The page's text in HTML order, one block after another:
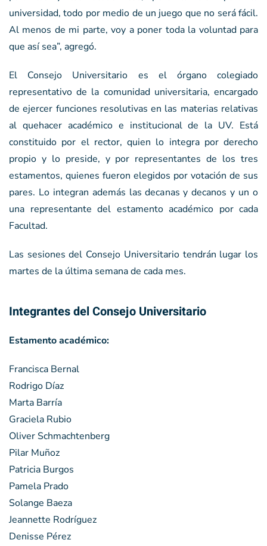
universidad, todo por medio de un juego que no será fácil.
Al menos de mi parte, voy a poner toda la voluntad para
que así sea”, agregó.
El Consejo Universitario es el órgano colegiado
representativo de la comunidad universitaria, encargado
de ejercer funciones resolutivas en las materias relativas
al quehacer académico e institucional de la UV. Está
constituido por el rector, quien lo integra por derecho
propio y lo preside, y por representantes de los tres
estamentos, quienes fueron elegidos por votación de sus
pares. Lo integran además las decanas y decanos y un o
una representante del estamento académico por cada
Facultad.
Las sesiones del Consejo Universitario tendrán lugar los
martes de la última semana de cada mes.
Integrantes del Consejo Universitario
Estamento académico:
Francisca Bernal
Rodrigo Díaz
Marta Barría
Graciela Rubio
Oliver Schmachtenberg
Pilar Muñoz
Patricia Burgos
Pamela Prado
Solange Baeza
Jeannette Rodríguez
Denisse Pérez